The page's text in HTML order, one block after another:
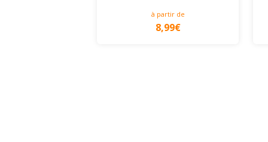
à partir de
8,99€